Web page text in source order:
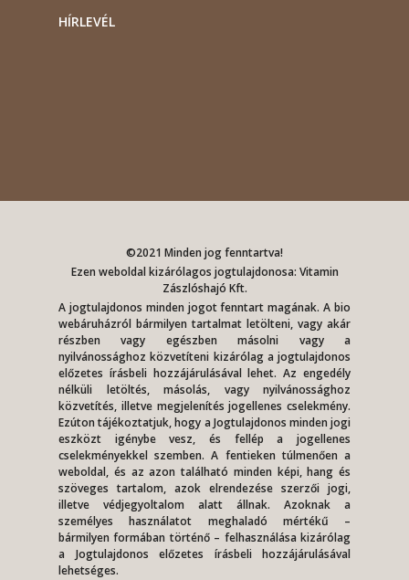
HÍRLEVÉL
©2021 Minden jog fenntartva!
Ezen weboldal kizárólagos jogtulajdonosa: Vitamin
Zászlóshajó Kft.
A jogtulajdonos minden jogot fenntart magának. A bio
webáruházról bármilyen tartalmat letölteni, vagy akár
részben vagy egészben másolni vagy a
nyilvánossághoz közvetíteni kizárólag a jogtulajdonos
előzetes írásbeli hozzájárulásával lehet. Az engedély
nélküli letöltés, másolás, vagy nyilvánossághoz
közvetítés, illetve megjelenítés jogellenes cselekmény.
Ezúton tájékoztatjuk, hogy a Jogtulajdonos minden jogi
eszközt igénybe vesz, és fellép a jogellenes
cselekményekkel szemben. A fentieken túlmenően a
weboldal, és az azon található minden képi, hang és
szöveges tartalom, azok elrendezése szerzői jogi,
illetve védjegyoltalom alatt állnak. Azoknak a
személyes használatot meghaladó mértékű –
bármilyen formában történő – felhasználása kizárólag
a Jogtulajdonos előzetes írásbeli hozzájárulásával
lehetséges.